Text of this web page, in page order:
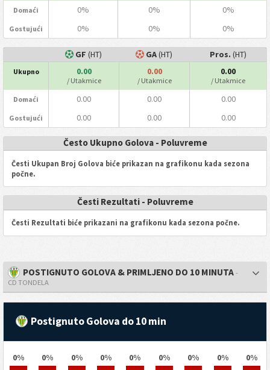
Domaći 0% 0% 0%
Gostujući 0% 0% 0%
GF (HT) GA(HT) Pros. (HT)
Ukupno 0.00
/ Utakmice
0.00
/ Utakmice
0.00
/ Utakmice
Domaći 0.00 0.00 0.00
Gostujući 0.00 0.00 0.00
Često Ukupno Golova - Poluvreme
Česti Ukupan Broj Golova biće prikazan na grafikonu kada sezona
počne.
Česti Rezultati - Poluvreme
Česti Rezultati biće prikazani na grafikonu kada sezona počne.
POSTIGNUTO GOLOVA & PRIMLJENO DO 10 MINUTA -
CD TONDELA
Postignuto Golova do 10 min
0% 0% 0% 0% 0% 0% 0% 0% 0%